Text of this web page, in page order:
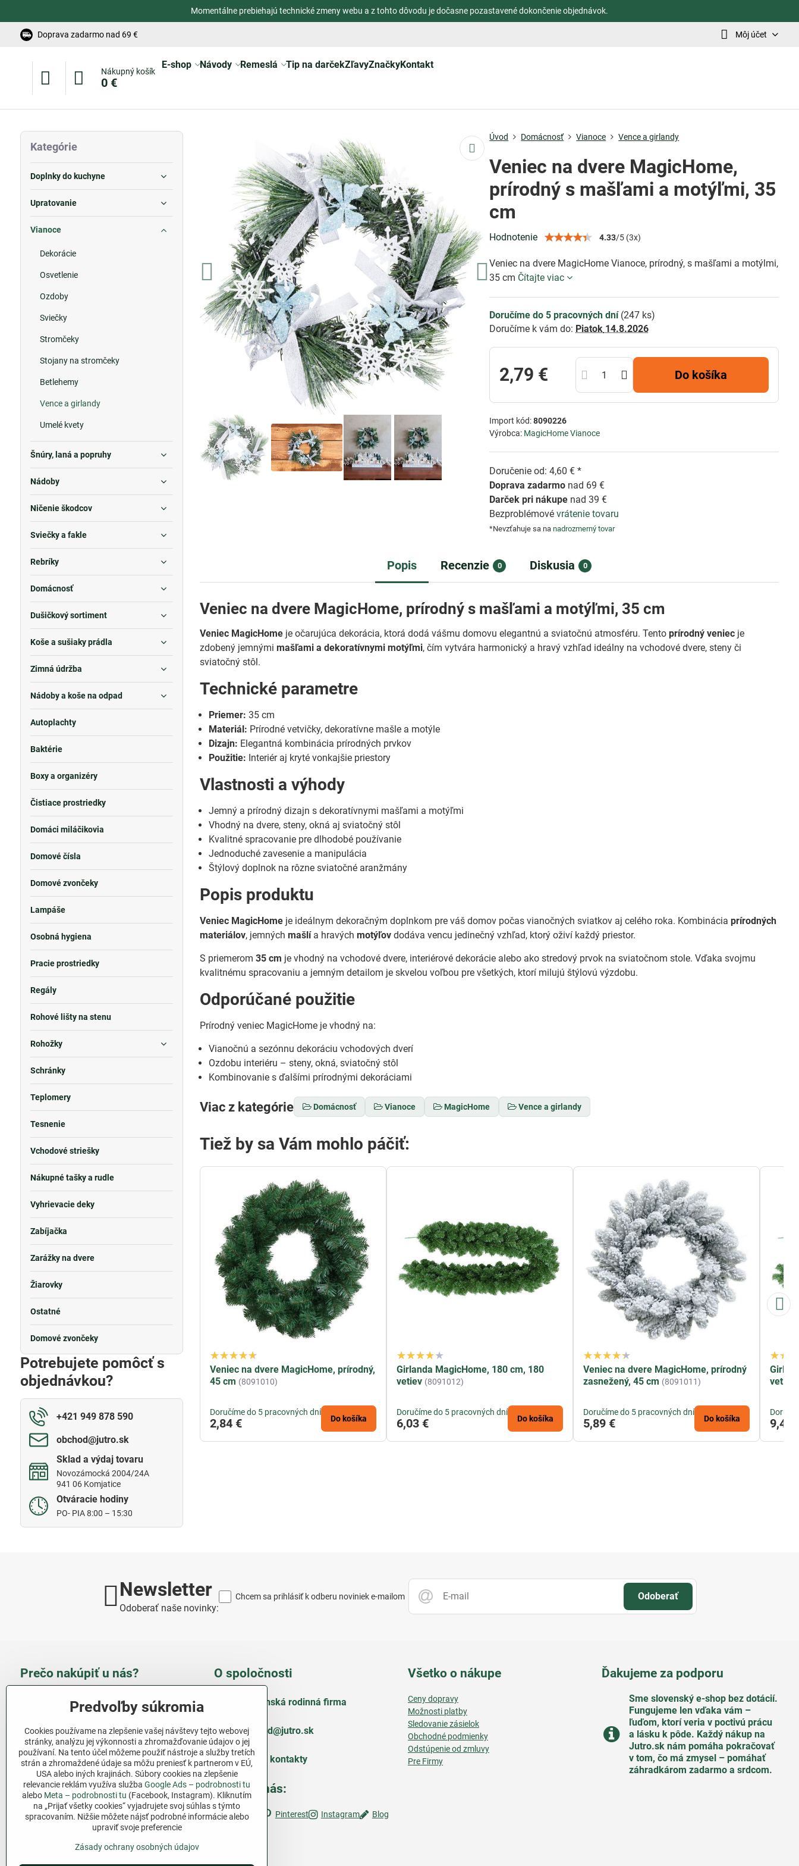
Momentálne prebiehajú technické zmeny webu a z tohto dôvodu je dočasne pozastavené dokončenie objednávok.
Doprava zadarmo nad 69 € Môj účet
Nákupný košík
0 €
E-shop Návody Remeslá Tip na darčekZľavyZnačkyKontakt
Úvod Domácnosť Vianoce Vence a girlandy
Veniec na dvere MagicHome,
prírodný s mašľami a motýľmi, 35
cm
Hodnotenie 4.33/5 (3x)
Veniec na dvere MagicHome Vianoce, prírodný, s mašľami a motýlmi,
35 cm Čítajte viac
Doručíme do 5 pracovných dní (247 ks)
Doručíme k vám do: Piatok 14.8.2026
2,79 € Do košíka
Import kód:8090226
Výrobca: MagicHome Vianoce
Doručenie od: 4,60 € *
Doprava zadarmo nad 69 €
Darček pri nákupe nad 39 €
Bezproblémovévrátenie tovaru
*Nevzťahuje sa nanadrozmerný tovar
Popis Recenzie 0 Diskusia 0
Veniec na dvere MagicHome, prírodný s mašľami a motýľmi, 35 cm
Veniec MagicHome je očarujúca dekorácia, ktorá dodá vášmu domovu elegantnú a sviatočnú atmosféru. Tentoprírodný veniec je
zdobený jemnýmimašľami a dekoratívnymi motýľmi, čím vytvára harmonický a hravý vzhľad ideálny na vchodové dvere, steny či
sviatočný stôl.
Technické parametre
Priemer: 35 cm
Materiál: Prírodné vetvičky, dekoratívne mašle a motýle
Dizajn: Elegantná kombinácia prírodných prvkov
Použitie: Interiér aj kryté vonkajšie priestory
Vlastnosti a výhody
Jemný a prírodný dizajn s dekoratívnymi mašľami a motýľmi
Vhodný na dvere, steny, okná aj sviatočný stôl
Kvalitné spracovanie pre dlhodobé používanie
Jednoduché zavesenie a manipulácia
Štýlový doplnok na rôzne sviatočné aranžmány
Popis produktu
Veniec MagicHome je ideálnym dekoračným doplnkom pre váš domov počas vianočných sviatkov aj celého roka. Kombináciaprírodných
materiálov, jemnýchmašlía hravýchmotýľov dodáva vencu jedinečný vzhľad, ktorý oživí každý priestor.
S priemerom35 cm je vhodný na vchodové dvere, interiérové dekorácie alebo ako stredový prvok na sviatočnom stole. Vďaka svojmu
kvalitnému spracovaniu a jemným detailom je skvelou voľbou pre všetkých, ktorí milujú štýlovú výzdobu.
Odporúčané použitie
Prírodný veniec MagicHome je vhodný na:
Vianočnú a sezónnu dekoráciu vchodových dverí
Ozdobu interiéru – steny, okná, sviatočný stôl
Kombinovanie s ďalšími prírodnými dekoráciami
Viac z kategórie Domácnosť Vianoce MagicHome Vence a girlandy
Tiež by sa Vám mohlo páčiť:
Veniec na dvere MagicHome, prírodný,
45 cm (8091010)
Doručíme do 5 pracovných dní
2,84 € Do košíka
Girlanda MagicHome, 180 cm, 180
vetiev (8091012)
Doručíme do 5 pracovných dní
6,03 € Do košíka
Veniec na dvere MagicHome, prírodný
zasnežený, 45 cm (8091011)
Doručíme do 5 pracovných dní
5,89 € Do košíka
vetiev
9,42
Kategórie
Doplnky do kuchyne
Upratovanie
Vianoce
Dekorácie
Osvetlenie
Ozdoby
Sviečky
Stromčeky
Stojany na stromčeky
Betlehemy
Vence a girlandy
Umelé kvety
Šnúry, laná a popruhy
Nádoby
Ničenie škodcov
Sviečky a fakle
Rebríky
Domácnosť
Dušičkový sortiment
Koše a sušiaky prádla
Zimná údržba
Nádoby a koše na odpad
Autoplachty
Baktérie
Boxy a organizéry
Čistiace prostriedky
Domáci miláčikovia
Domové čísla
Domové zvončeky
Lampáše
Osobná hygiena
Pracie prostriedky
Regály
Rohové lišty na stenu
Rohožky
Schránky
Teplomery
Tesnenie
Vchodové striešky
Nákupné tašky a rudle
Vyhrievacie deky
Zabíjačka
Zarážky na dvere
Žiarovky
Ostatné
Domové zvončeky
Potrebujete pomôcť s
objednávkou?
+421 949 878 590
obchod​@jutro​.sk
Sklad a výdaj tovaru
Novozámocká 2004/24A
941 06 Komjatice
Otváracie hodiny
PO- PIA 8:00 – 15:30
Newsletter
Odoberať naše novinky:
Odoberať
Chcem sa prihlásiť k odberu noviniek e-mailom
Prečo nakúpiť u nás?
Takmer 100 % spokojných
zákazníkov
Nízka cena produktov - ušetríte
Rýchla komunikácia - mail
Pri nákupe nad 69 € doprava
zadarmo
Pri nákupe nad 39 € darček na
O spoločnosti
Slovenská rodinná firma
obchod​@jutro​.sk
Ďalšie kontakty
Sledujte nás:
Facebook Pinterest Instagram Blog
Všetko o nákupe
Ceny dopravy
Možnosti platby
Sledovanie zásielok
Obchodné podmienky
Odstúpenie od zmluvy
Pre Firmy
Ďakujeme za podporu
Sme slovenský e-shop bez dotácií​.
Fungujeme len vďaka vám –
ľuďom, ktorí veria v poctivú prácu
a lásku k pôde​. Každý nákup na
Jutro​.sk nám pomáha pokračovať
v tom, čo má zmysel – pomáhať
záhradkárom zadarmo a srdcom​.
Predvoľby súkromia
Cookies používame na zlepšenie vašej návštevy tejto webovej
stránky, analýzu jej výkonnosti a zhromažďovanie údajov o jej
používaní. Na tento účel môžeme použiť nástroje a služby tretích
strán a zhromaždené údaje sa môžu preniesť k partnerom v EÚ,
USA alebo iných krajinách. Súbory cookies na zlepšenie
relevancie reklám využíva služba Google Ads – podrobnosti tu
alebo Meta – podrobnosti tu (Facebook, Instagram). Kliknutím
na „Prijať všetky cookies“ vyjadrujete svoj súhlas s týmto
spracovaním. Nižšie môžete nájsť podrobné informácie alebo
upraviť svoje preferencie
Zásady ochrany osobných údajov